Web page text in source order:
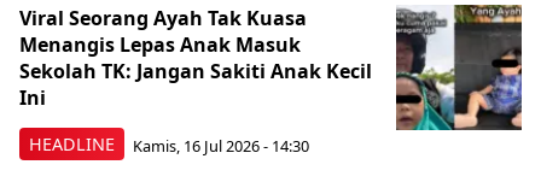
HEADLINE
Viral Seorang Ayah Tak Kuasa
Menangis Lepas Anak Masuk
Sekolah TK: Jangan Sakiti Anak Kecil
Ini
Kamis, 16 Jul 2026 - 14:30